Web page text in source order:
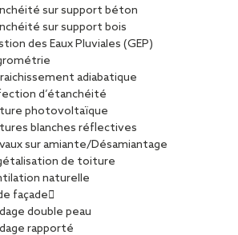
sur support béton
sur support bois
des Eaux Pluviales (GEP)
adiabatique
d’étanchéité
photovoltaïque
blanches réflectives
sur amiante/Désamiantage
de toiture
naturelle
façade
double peau
rapporté